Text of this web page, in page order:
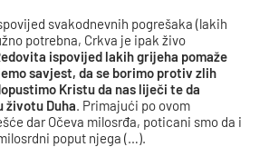
svakodnevnih pogrešaka (lakih
potrebna, Crkva je ipak živo
ispovijed lakih grijeha pomaže
savjest, da se borimo protiv zlih
Kristu da nas liječi te da
životu Duha. Primajući po ovom
dar Očeva milosrđa, poticani smo da i
poput njega (…).